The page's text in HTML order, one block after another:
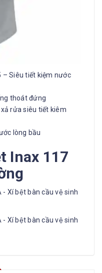
– Siêu tiết kiệm nước
thoát đứng
rửa siêu tiết kiêm
lòng bầu
Inax 117